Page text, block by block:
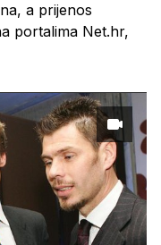
a prijenos
portalima Net.hr,